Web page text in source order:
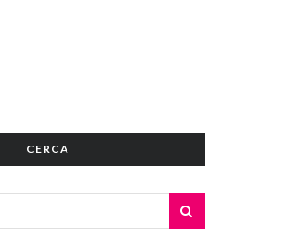
CERCA